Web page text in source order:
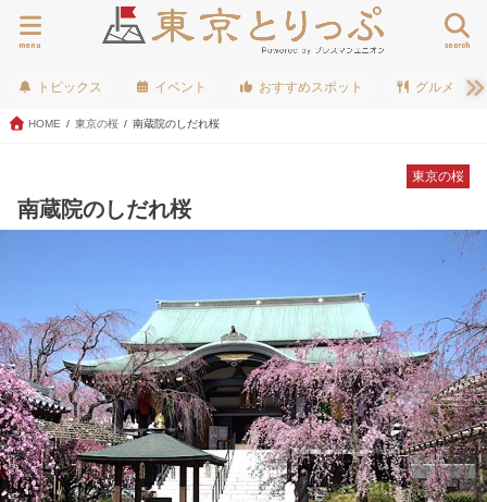
search
menu
トピックス イベント おすすめスポット グルメ
HOME 東京の桜 南蔵院のしだれ桜
東京の桜
南蔵院のしだれ桜